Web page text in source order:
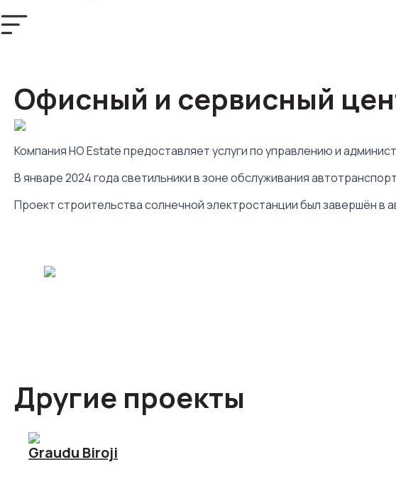
Офисный и сервисный
Компания HO Estate предоставляет услуги по управлению и
В январе 2024 года светильники в зоне обслуживания
Проект строительства солнечной электростанции был завершён в
Другие проекты
Graudu Biroji